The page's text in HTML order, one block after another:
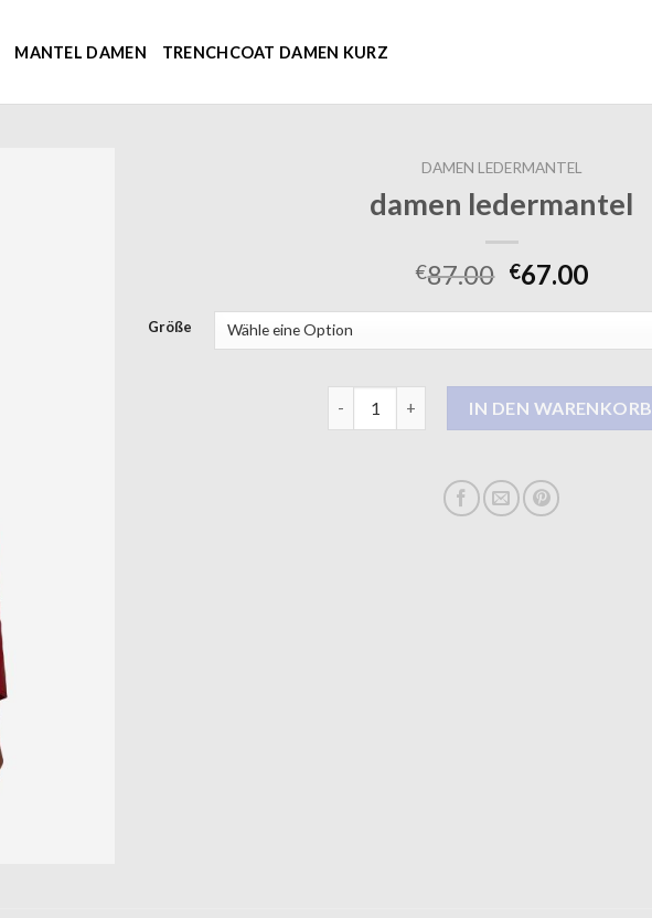
MANTEL DAMEN TRENCHCOAT DAMEN KURZ
DAMEN LEDERMANTEL
damen ledermantel
€87.00 €67.00
Größe
IN DEN WARENKORB